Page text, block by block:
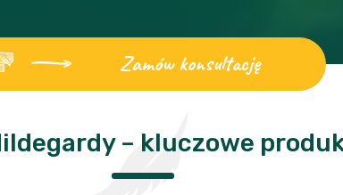
Zamów konsultację
– kluczowe